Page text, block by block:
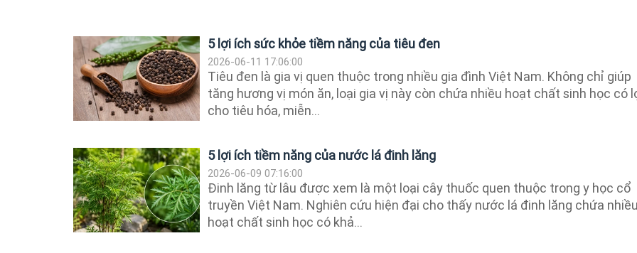
5 lợi ích sức khỏe tiềm năng của tiêu đen
2026-06-11 17:06:00
Tiêu đen là gia vị quen thuộc trong nhiều gia đình Việt Nam. Không chỉ giúp
tăng hương vị món ăn, loại gia vị này còn chứa nhiều hoạt chất sinh học có
cho tiêu hóa, miễn...
5 lợi ích tiềm năng của nước lá đinh lăng
2026-06-09 07:16:00
Đinh lăng từ lâu được xem là một loại cây thuốc quen thuộc trong y học cổ
truyền Việt Nam. Nghiên cứu hiện đại cho thấy nước lá đinh lăng chứa nhiều
hoạt chất sinh học có khả...